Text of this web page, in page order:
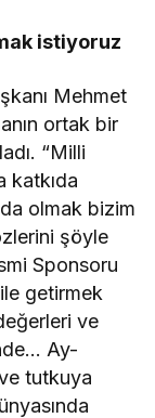
istiyoruz
Mehmet
ortak bir
“Milli
katkıda
olmak bizim
şöyle
Sponsoru
getirmek
ve
Ay-
tutkuya